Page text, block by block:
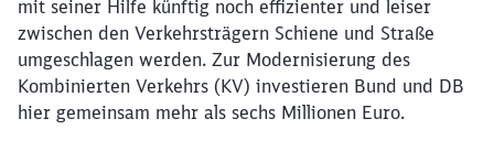
mit seiner Hilfe künftig noch effizienter und leiser
zwischen den Verkehrsträgern Schiene und Straße
umgeschlagen werden. Zur Modernisierung des
Kombinierten Verkehrs (KV) investieren Bund und DB
hier gemeinsam mehr als sechs Millionen Euro.